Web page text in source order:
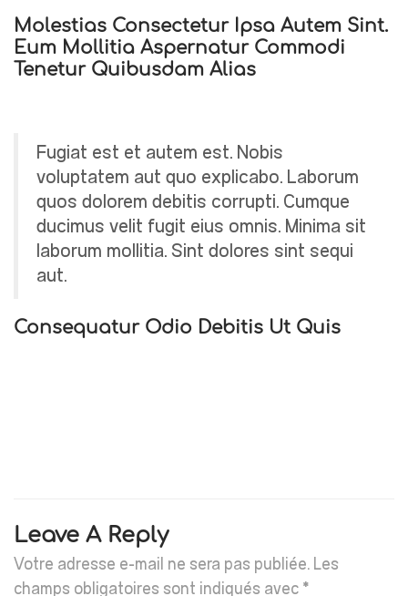
Molestias Consectetur Ipsa Autem Sint.
Eum Mollitia Aspernatur Commodi
Tenetur Quibusdam Alias
Fugiat est et autem est. Nobis
voluptatem aut quo explicabo. Laborum
quos dolorem debitis corrupti. Cumque
ducimus velit fugit eius omnis. Minima sit
laborum mollitia. Sint dolores sint sequi
aut.
Consequatur Odio Debitis Ut Quis
Leave A Reply
Votre adresse e-mail ne sera pas publiée. Les
champs obligatoires sont indiqués avec *